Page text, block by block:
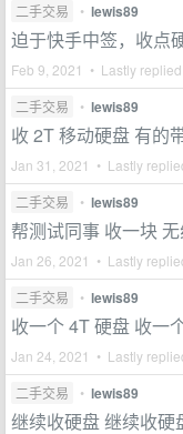
二手交易 • lewis89
迫于快手中签，收点
Feb 9, 2021 • Lastly
二手交易 • lewis89
收 2T 移动硬盘 有的
Jan 31, 2021 • Lastly
二手交易 • lewis89
帮测试同事 收一块
Jan 26, 2021 • Lastly
二手交易 • lewis89
收一个 4T 硬盘 收一
Jan 24, 2021 • Lastly
二手交易 • lewis89
继续收硬盘 继续收硬